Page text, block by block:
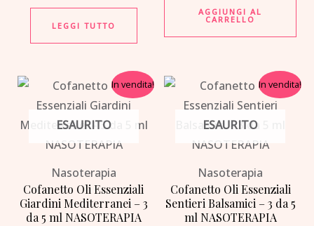
LEGGI TUTTO
AGGIUNGI AL
CARRELLO
In vendita!
ESAURITO
Nasoterapia
Cofanetto Oli Essenziali
Giardini Mediterranei – 3
da 5 ml NASOTERAPIA
Il
prezzo
originale
era:
17,00 €.
Il
prezzo
attuale
9,00 €.
In vendita!
ESAURITO
Nasoterapia
Cofanetto Oli Essenziali
Sentieri Balsamici – 3 da 5
ml NASOTERAPIA
Il
prezzo
originale
era:
17,00 €.
Il
prezzo
attuale